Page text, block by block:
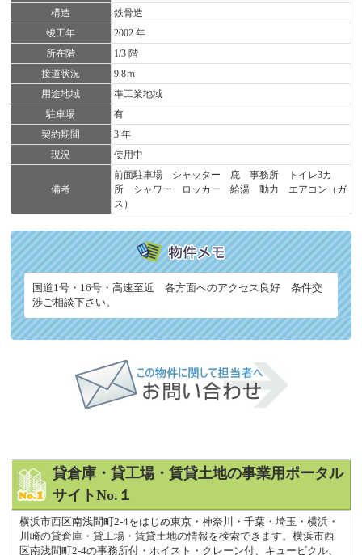
構造
鉄骨造
竣工年
2002 年
所在階
1/3 階
接道状況
9.8ｍ
用途地域
準工業地域
駐車場
有
契約期間
3 年
現況
使用中
備考
前面駐車場 シャッター 庇 事務所 トイレ3カ
所 シャワー ロッカー 給湯 動力 エアコン（ガ
ス）
国道1号・16号・高速至近 各方面へのアクセス良好 条件交
渉ご相談下さい。
貸倉庫・貸工場・賃貸土地の事業用ポータル
サイトNo.１
横浜市西区南浅間町2-4をはじめ東京・神奈川・千葉・埼玉・横浜・
川崎の貸倉庫・貸工場・賃貸土地の情報を検索できます。横浜市西
区南浅間町2-4の事務所付・ホイスト・クレーン付、キュービクル、